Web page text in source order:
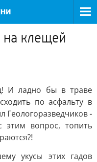
клещей
И ладно бы в траве
по асфальту в
-
вопрос, топить
укусы этих гадов